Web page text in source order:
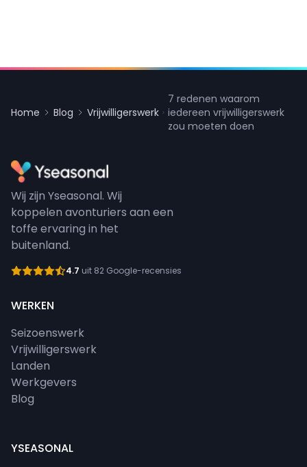
Home Blog Vrijwilligerswerk
7 redenen waarom
iedereen vrijwilligerswerk
zou moeten doen
Wij zijn Yseasonal. Wij
koppelen avonturiers aan een
toffe ervaring in het
buitenland.
4.7 uit 82 Google-recensies
WERKEN
Seizoenswerk
Vrijwilligerswerk
Landen
Werkgevers
Blog
YSEASONAL